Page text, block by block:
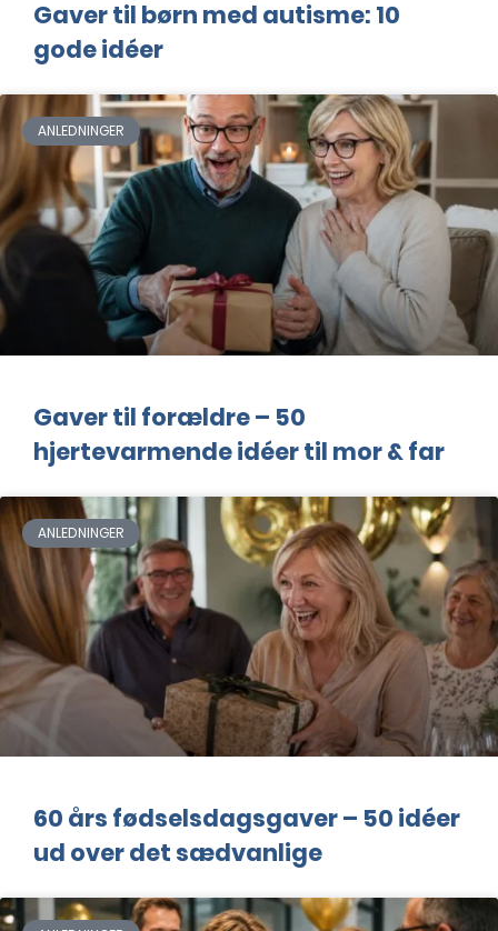
Gaver til børn med autisme: 10
gode idéer
ANLEDNINGER
Gaver til forældre – 50
hjertevarmende idéer til mor & far
ANLEDNINGER
60 års fødselsdagsgaver – 50 idéer
ud over det sædvanlige